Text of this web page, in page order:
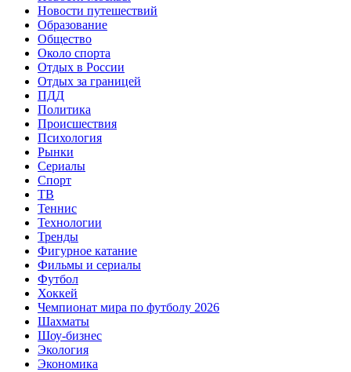
Новости путешествий
Образование
Общество
Около спорта
Отдых в России
Отдых за границей
ПДД
Политика
Происшествия
Психология
Рынки
Сериалы
Спорт
ТВ
Теннис
Технологии
Тренды
Фигурное катание
Фильмы и сериалы
Футбол
Хоккей
Чемпионат мира по футболу 2026
Шахматы
Шоу-бизнес
Экология
Экономика